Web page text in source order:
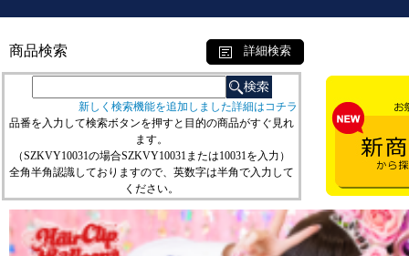
商品検索 詳細検索
新しく検索機能を追加しました詳細はコチラ
品番を入力して検索ボタンを押すと目的の商品がすぐ見れ
ます。
（SZKVY10031の場合SZKVY10031または10031を入力）
全角半角認識しておりますので、英数字は半角で入力して
ください。